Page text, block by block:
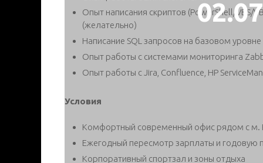
Опыт написания скриптов (PowerShell/
(желательно)
Написание SQL запросов на базовом уровне
Опыт работы с системами мониторинга
Опыт работы с Jira, Confluence, HP
Условия
Комфортный современный офис рядом с м.
Ежегодный пересмотр зарплаты и годовую
Корпоративный спортзал и зоны отдыха